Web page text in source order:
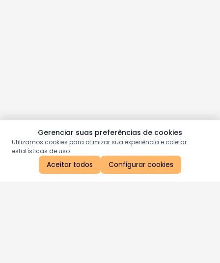
Gerenciar suas preferências de cookies
Utilizamos cookies para otimizar sua experiência e coletar
estatísticas de uso.
Aceitar todos Configurar cookies